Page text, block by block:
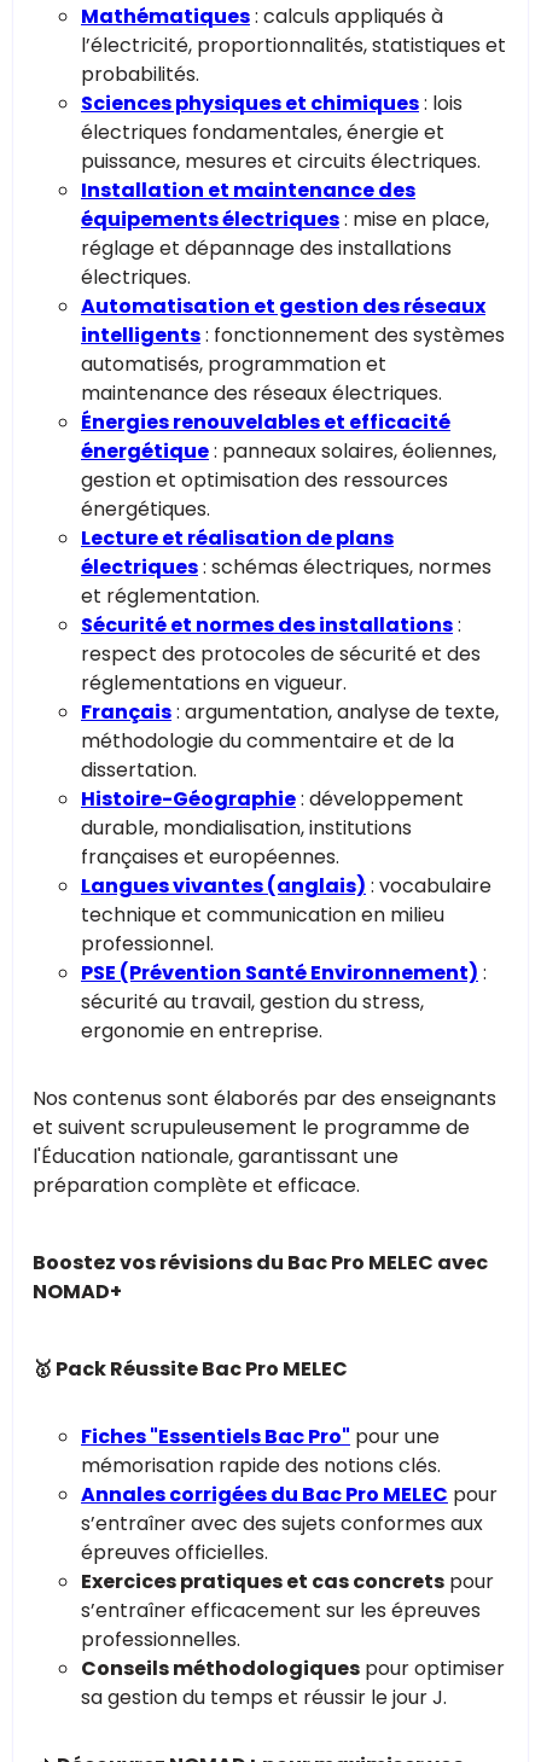
Mathématiques: calculs appliqués à
l’électricité, proportionnalités, statistiques et
probabilités.
Sciences physiques et chimiques: lois
électriques fondamentales, énergie et
puissance, mesures et circuits électriques.
Installation et maintenance des
équipements électriques: mise en place,
réglage et dépannage des installations
électriques.
Automatisation et gestion des réseaux
intelligents: fonctionnement des systèmes
automatisés, programmation et
maintenance des réseaux électriques.
Énergies renouvelables et efficacité
énergétique: panneaux solaires, éoliennes,
gestion et optimisation des ressources
énergétiques.
Lecture et réalisation de plans
électriques: schémas électriques, normes
et réglementation.
Sécurité et normes des installations:
respect des protocoles de sécurité et des
réglementations en vigueur.
Français: argumentation, analyse de texte,
méthodologie du commentaire et de la
dissertation.
Histoire-Géographie: développement
durable, mondialisation, institutions
françaises et européennes.
Langues vivantes (anglais) : vocabulaire
technique et communication en milieu
professionnel.
PSE (Prévention Santé Environnement) :
sécurité au travail, gestion du stress,
ergonomie en entreprise.
Nos contenus sont élaborés par des enseignants
et suivent scrupuleusement le programme de
l'Éducation nationale, garantissant une
préparation complète et efficace.
Boostez vos révisions du Bac Pro MELEC avec
NOMAD+
🥇 Pack Réussite Bac Pro MELEC
Fiches "Essentiels Bac Pro" pour une
mémorisation rapide des notions clés.
Annales corrigées du Bac Pro MELEC pour
s’entraîner avec des sujets conformes aux
épreuves officielles.
Exercices pratiques et cas concrets pour
s’entraîner efficacement sur les épreuves
professionnelles.
Conseils méthodologiques pour optimiser
sa gestion du temps et réussir le jour J.